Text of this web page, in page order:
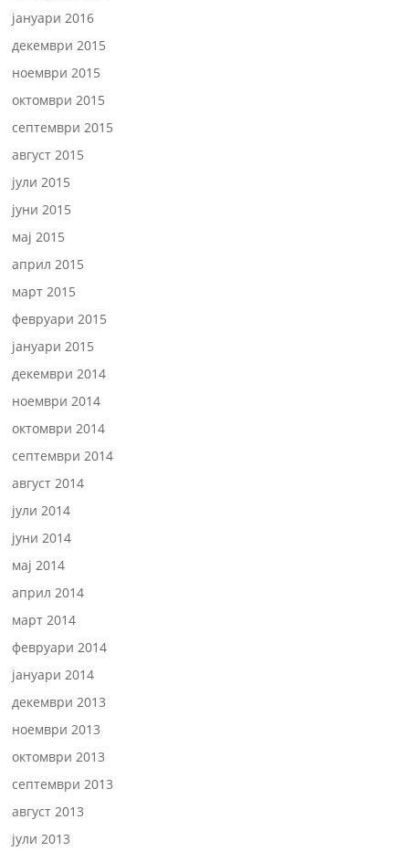
јануари 2016
декември 2015
ноември 2015
октомври 2015
септември 2015
август 2015
јули 2015
јуни 2015
мај 2015
април 2015
март 2015
февруари 2015
јануари 2015
декември 2014
ноември 2014
октомври 2014
септември 2014
август 2014
јули 2014
јуни 2014
мај 2014
април 2014
март 2014
февруари 2014
јануари 2014
декември 2013
ноември 2013
октомври 2013
септември 2013
август 2013
јули 2013